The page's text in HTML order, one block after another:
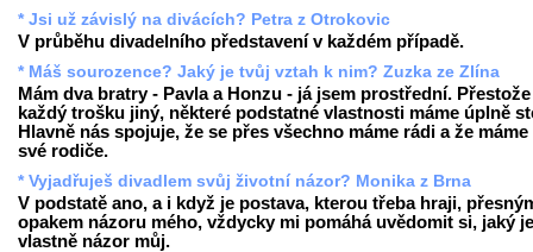
* Jsi už závislý na divácích? Petra z Otrokovic
V průběhu divadelního představení v každém případě.
* Máš sourozence? Jaký je tvůj vztah k nim? Zuzka ze Zlína
Mám dva bratry - Pavla a Honzu - já jsem prostřední.
každý trošku jiný, některé podstatné vlastnosti máme úplně
Hlavně nás spojuje, že se přes všechno máme rádi a že
své rodiče.
* Vyjadřuješ divadlem svůj životní názor? Monika z Brna
V podstatě ano, a i když je postava, kterou třeba hraji,
opakem názoru mého, vždycky mi pomáhá uvědomit si, jaký je
vlastně názor můj.